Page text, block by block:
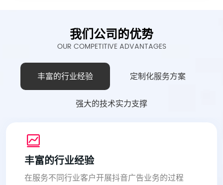
我们公司的优势
OUR COMPETITIVE ADVANTAGES
丰富的行业经验 定制化服务方案​
强大的技术实力支撑
丰富的行业经验
在服务不同行业客户开展抖音广告业务的过程